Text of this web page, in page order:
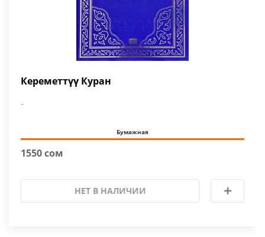
Кереметтүү Куран
-
Бумажная
1550 сом
НЕТ В НАЛИЧИИ